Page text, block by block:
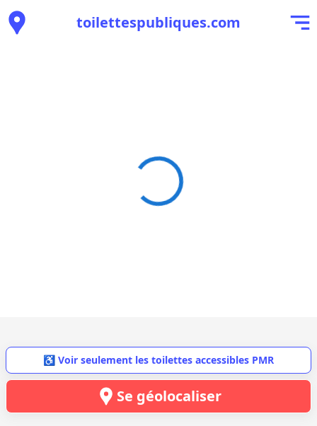
toilettespubliques.com
♿ Voir seulement les toilettes accessibles PMR
Se géolocaliser